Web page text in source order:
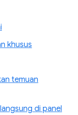
khusus
temuan
di panel